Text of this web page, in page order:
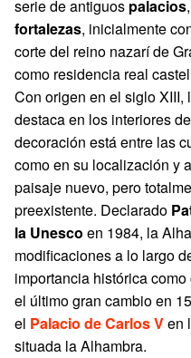
serie de antiguos palacios,
fortalezas, inicialmente
corte del reino nazarí de
como residencia real
Con origen en el siglo
destaca en los interiores
decoración está entre las
como en su localización y
paisaje nuevo, pero
preexistente. Declarado
la Unesco en 1984, la
modificaciones a lo largo
importancia histórica
el último gran cambio en
el Palacio de Carlos Ven
situada la Alhambra.